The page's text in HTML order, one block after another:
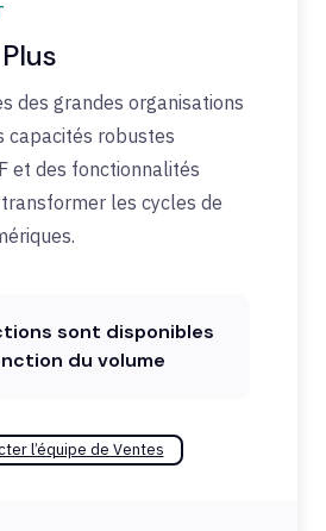
des grandes organisations
capacités robustes
et des fonctionnalités
les cycles de
sont disponibles
du volume
l’équipe de Ventes